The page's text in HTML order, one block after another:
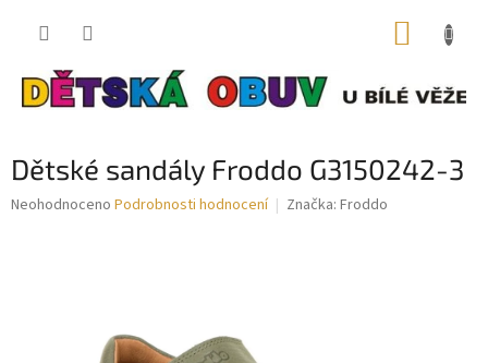
Dětské sandály Froddo G3150242-3
Průměrné
Neohodnoceno Podrobnosti hodnocení Značka: Froddo